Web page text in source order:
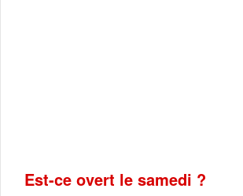
Est-ce overt le samedi ?